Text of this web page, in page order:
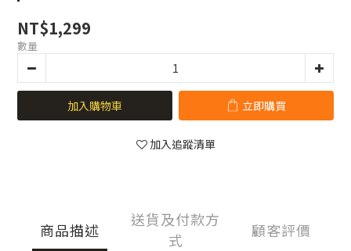
NT$1,299
數量
加入購物車 立即購買
加入追蹤清單
商品描述
送貨及付款方
式
顧客評價